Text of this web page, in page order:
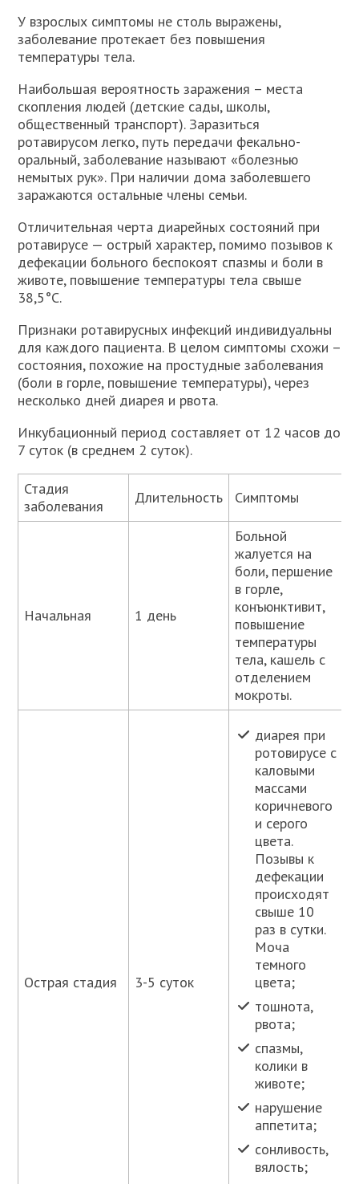
У взрослых симптомы не столь выражены,
заболевание протекает без повышения
температуры тела.
Наибольшая вероятность заражения – места
скопления людей (детские сады, школы,
общественный транспорт). Заразиться
ротавирусом легко, путь передачи фекально-
оральный, заболевание называют «болезнью
немытых рук». При наличии дома заболевшего
заражаются остальные члены семьи.
Отличительная черта диарейных состояний при
ротавирусе — острый характер, помимо позывов к
дефекации больного беспокоят спазмы и боли в
животе, повышение температуры тела свыше
38,5°С.
Признаки ротавирусных инфекций индивидуальны
для каждого пациента. В целом симптомы схожи –
состояния, похожие на простудные заболевания
(боли в горле, повышение температуры), через
несколько дней диарея и рвота.
Инкубационный период составляет от 12 часов до
7 суток (в среднем 2 суток).
Стадия
заболевания
Длительность Симптомы
Начальная 1 день
Больной
жалуется на
боли, першение
в горле,
конъюнктивит,
повышение
температуры
тела, кашель с
отделением
мокроты.
Острая стадия 3-5 суток
диарея при
ротовирусе с
каловыми
массами
коричневого
и серого
цвета.
Позывы к
дефекации
происходят
свыше 10
раз в сутки.
Моча
темного
цвета;
тошнота,
рвота;
спазмы,
колики в
животе;
нарушение
аппетита;
сонливость,
вялость;